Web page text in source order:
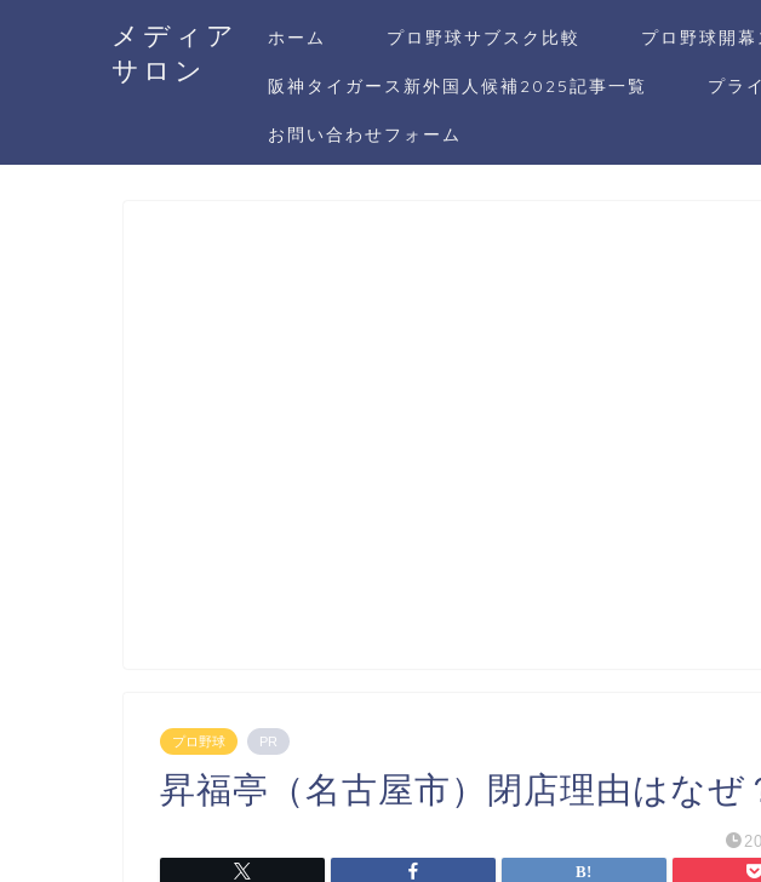
メディア
サロン
ホーム プロ野球サブスク比較 プロ野球開
阪神タイガース新外国人候補2025記事一覧 プラ
お問い合わせフォーム
プロ野球 PR
昇福亭（名古屋市）閉店理由はなぜ